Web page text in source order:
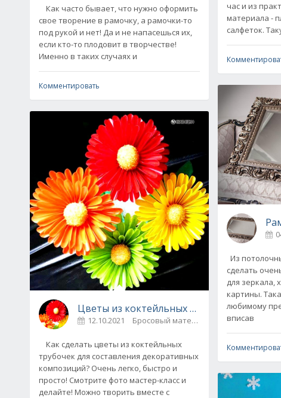
Как часто бывает, что нужно оформить
свое творение в рамочку, а рамочки-то
под рукой и нет! Да и не напасешься их,
если кто-то плодовит в творчестве!
Именно в таких случаях и
Комментировать
Цветы из коктейльных трубочек - очень
12.10.2021 Бросовый материал / Букеты и цветы
Как сделать цветы из коктейльных
трубочек для составления декоративных
композиций? Очень легко, быстро и
просто! Смотрите фото мастер-класс и
делайте! Можно творить вместе с
час и из
материала -
салфеток.
Из
сделать
для зеркала,
картины.
любимому
вписав